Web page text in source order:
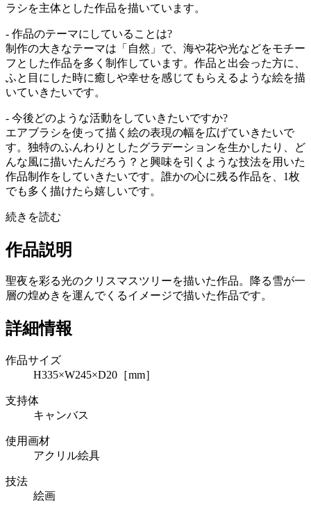
ラシを主体とした作品を描いています。
- 作品のテーマにしていることは?
制作の大きなテーマは「自然」で、海や花や光などをモチー
フとした作品を多く制作しています。作品と出会った方に、
ふと目にした時に癒しや幸せを感じてもらえるような絵を描
いていきたいです。
- 今後どのような活動をしていきたいですか?
エアブラシを使って描く絵の表現の幅を広げていきたいで
す。独特のふんわりとしたグラデーションを生かしたり、ど
んな風に描いたんだろう？と興味を引くような技法を用いた
作品制作をしていきたいです。誰かの心に残る作品を、1枚
でも多く描けたら嬉しいです。
続きを読む
作品説明
聖夜を彩る光のクリスマスツリーを描いた作品。降る雪が一
層の煌めきを運んでくるイメージで描いた作品です。
詳細情報
作品サイズ
H335×W245×D20［mm］
支持体
キャンバス
使用画材
アクリル絵具
技法
絵画